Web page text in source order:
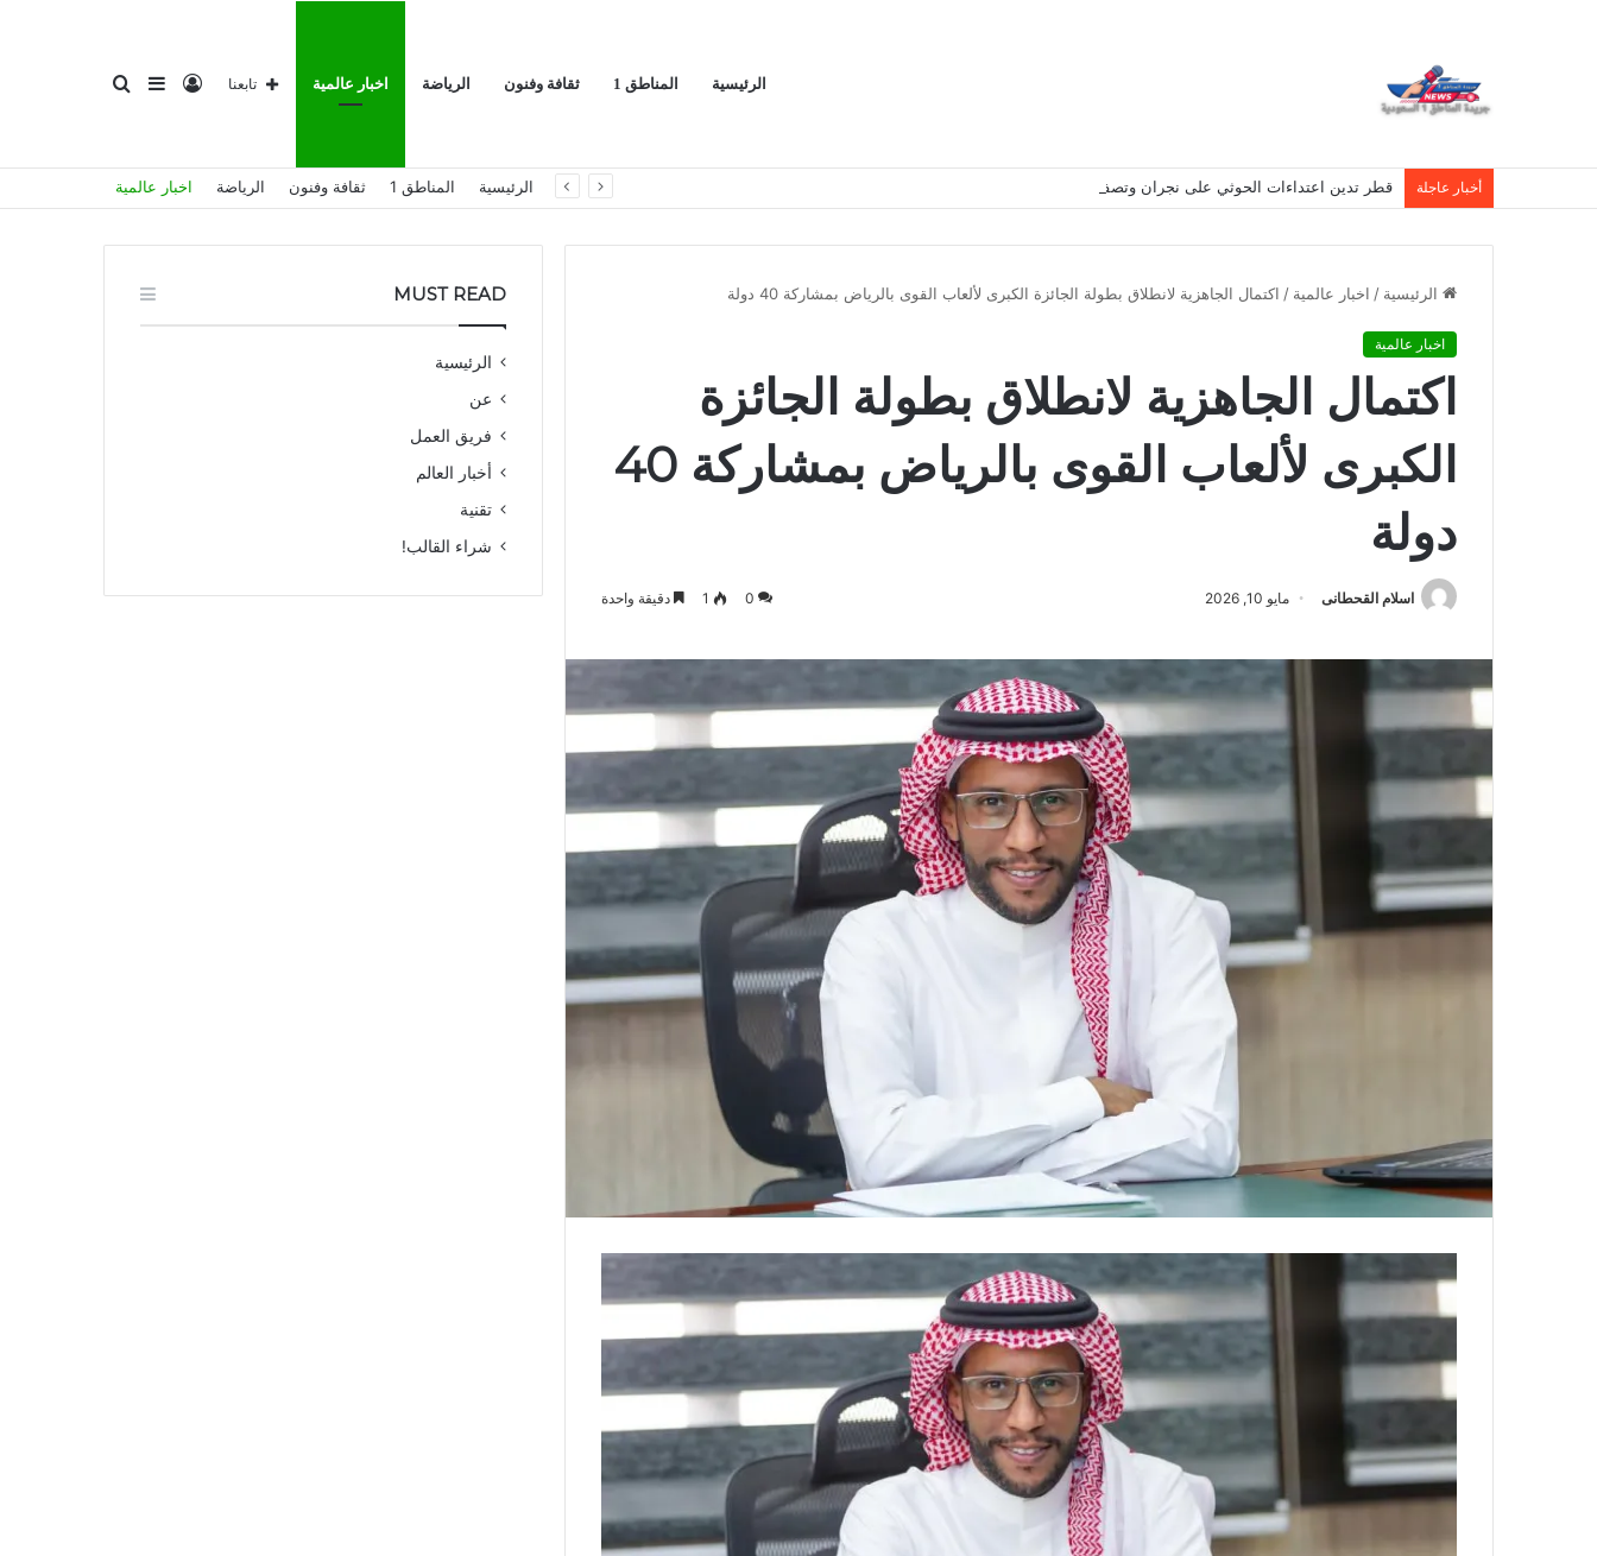
الرئيسية المناطق 1 ثقافة وفنون الرياضة اخبار عالمية
عن
إضافة
عمود
تسجيل
الدخول
تابعنا
أخبار عاجلة قطر تدين اعتداءات الحوثي على نجران وتصفها بانتهاك لسيادة المملكة الرئيسية المناطق 1 ثقافة وفنون الرياضة اخبار عالمية
الرئيسية / اخبار عالمية / اكتمال الجاهزية لانطلاق بطولة الجائزة الكبرى لألعاب القوى بالرياض بمشاركة 40 دولة
اخبار عالمية
اكتمال الجاهزية لانطلاق بطولة الجائزة
الكبرى لألعاب القوى بالرياض بمشاركة 40
دولة
اسلام القحطانى مايو 10, 2026 0
1 دقيقة واحدة
MUST READ
الرئيسية
عن
فريق العمل
أخبار العالم
تقنية
شراء القالب!